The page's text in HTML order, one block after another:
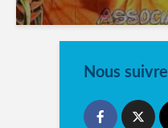
Nous suivre